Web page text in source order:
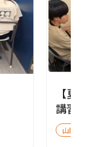
【夏期
講習を
会も実
山鹿教室